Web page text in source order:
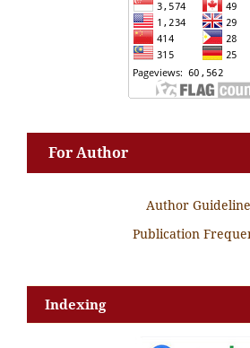
For Author
Author
Publication
Indexing